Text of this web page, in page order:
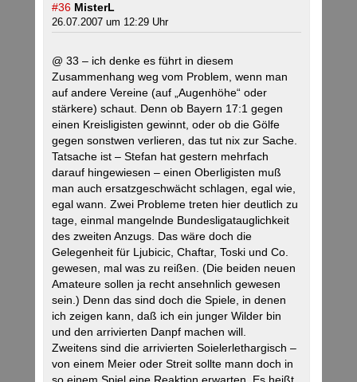
#36 MisterL
26.07.2007 um 12:29 Uhr
@ 33 – ich denke es führt in diesem
Zusammenhang weg vom Problem, wenn man
auf andere Vereine (auf „Augenhöhe“ oder
stärkere) schaut. Denn ob Bayern 17:1 gegen
einen Kreisligisten gewinnt, oder ob die Gölfe
gegen sonstwen verlieren, das tut nix zur Sache.
Tatsache ist – Stefan hat gestern mehrfach
darauf hingewiesen – einen Oberligisten muß
man auch ersatzgeschwächt schlagen, egal wie,
egal wann. Zwei Probleme treten hier deutlich zu
tage, einmal mangelnde Bundesligatauglichkeit
des zweiten Anzugs. Das wäre doch die
Gelegenheit für Ljubicic, Chaftar, Toski und Co.
gewesen, mal was zu reißen. (Die beiden neuen
Amateure sollen ja recht ansehnlich gewesen
sein.) Denn das sind doch die Spiele, in denen
ich zeigen kann, daß ich ein junger Wilder bin
und den arrivierten Danpf machen will.
Zweitens sind die arrivierten Soielerlethargisch –
von einem Meier oder Streit sollte mann doch in